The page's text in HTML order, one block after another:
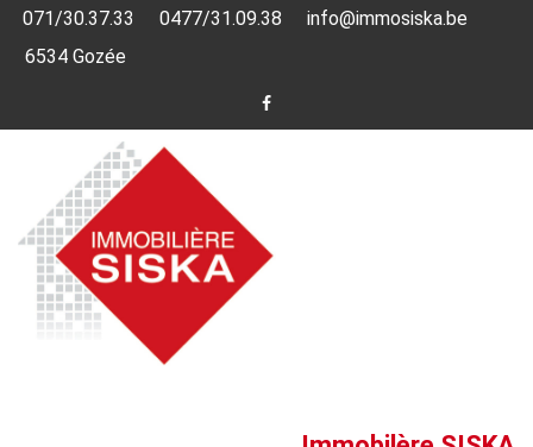
071/30.37.33 0477/31.09.38
info@immosiska.be
6534 Gozée